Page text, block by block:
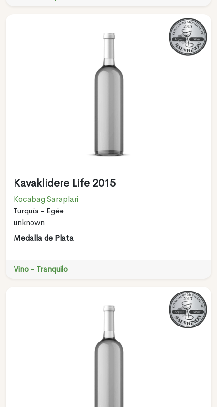
Kavaklidere Life 2015
Kocabag Saraplari
Turquía - Egée
unknown
Medalla de Plata
Vino - Tranquilo